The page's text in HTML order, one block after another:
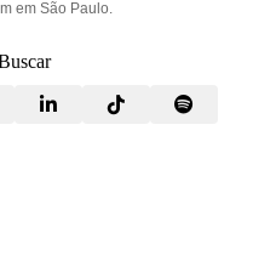
em São Paulo.